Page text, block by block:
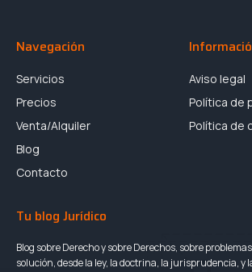
Navegación
Servicios
Precios
Venta/Alquiler
Blog
Contacto
Aviso legal
Política de
Política de
Tu blog Jurídico
Blog sobre Derecho y sobre Derechos, sobre
solución, desde la ley, la doctrina, la jurisprudencia, y